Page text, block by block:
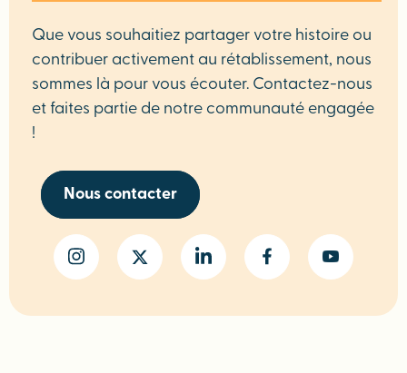
Que vous souhaitiez partager votre histoire ou
contribuer activement au rétablissement, nous
sommes là pour vous écouter. Contactez-nous
et faites partie de notre communauté engagée
!
Nous contacter